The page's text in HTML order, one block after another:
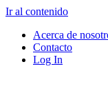
Ir al contenido
Acerca de
Contacto
Log In